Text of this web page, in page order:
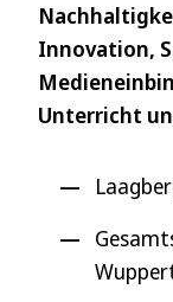
Innovation,
Unterricht